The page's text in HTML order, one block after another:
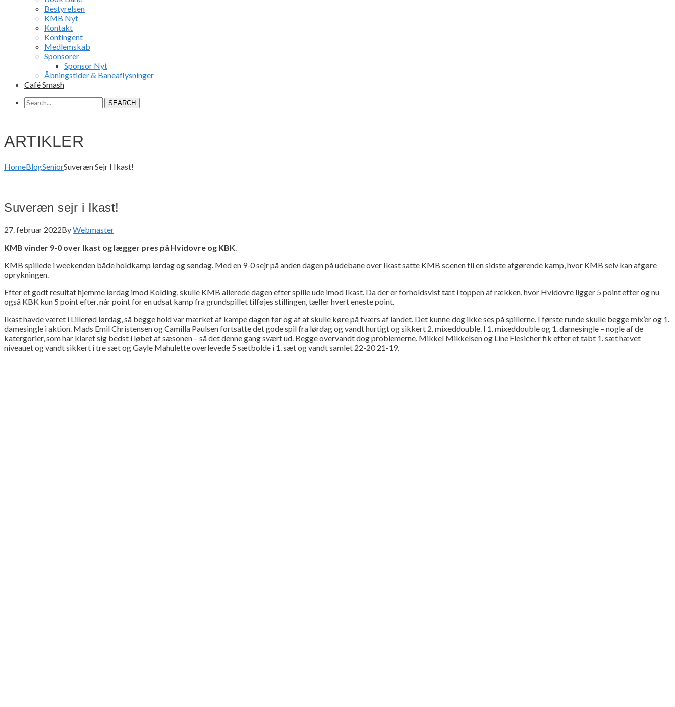
Bestyrelsen
KMB Nyt
Kontakt
Kontingent
Medlemskab
Sponsorer
Sponsor Nyt
Åbningstider & Baneaflysninger
Café Smash
SEARCH
ARTIKLER
HomeBlogSeniorSuveræn Sejr I Ikast!
Suveræn sejr i Ikast!
27. februar 2022ByWebmaster
KMB vinder 9-0 over Ikast og lægger pres på Hvidovre og KBK
KMB spillede i weekenden både holdkamp lørdag og søndag. Med en 9-0 sejr på anden dagen på udebane over Ikast satte KMB scenen til en sidste afgørende kamp, hvor KMB selv kan afgøre
oprykningen.
Efter et godt resultat hjemme lørdag imod Kolding, skulle KMB allerede dagen efter spille ude imod Ikast. Da der er forholdsvist tæt i toppen af rækken, hvor Hvidovre ligger 5 point efter og nu
også KBK kun 5 point efter, når point for en udsat kamp fra grundspillet tilføjes stillingen, tæller hvert eneste point.
Ikast havde været i Lillerød lørdag, så begge hold var mærket af kampe dagen før og af at skulle køre på tværs af landet. Det kunne dog ikke ses på spillerne. I første runde skulle begge mix’er og 1.
damesingle i aktion. Mads Emil Christensen og Camilla Paulsen fortsatte det gode spil fra lørdag og vandt hurtigt og sikkert 2. mixeddouble. I 1. mixeddouble og 1. damesingle – nogle af de
katergorier, som har klaret sig bedst i løbet af sæsonen – så det denne gang svært ud. Begge overvandt dog problemerne. Mikkel Mikkelsen og Line Flesicher fik efter et tabt 1. sæt hævet
niveauet og vandt sikkert i tre sæt og Gayle Mahulette overlevede 5 sætbolde i 1. sæt og vandt samlet 22-20 21-19.